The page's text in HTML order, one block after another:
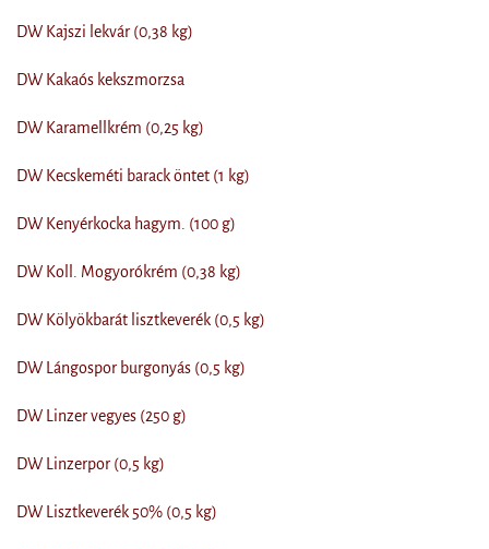
DW Kajszi lekvár (0,38 kg)
DW Kakaós kekszmorzsa
DW Karamellkrém (0,25 kg)
DW Kecskeméti barack öntet (1 kg)
DW Kenyérkocka hagym. (100 g)
DW Koll. Mogyorókrém (0,38 kg)
DW Kölyökbarát lisztkeverék (0,5 kg)
DW Lángospor burgonyás (0,5 kg)
DW Linzer vegyes (250 g)
DW Linzerpor (0,5 kg)
DW Lisztkeverék 50% (0,5 kg)